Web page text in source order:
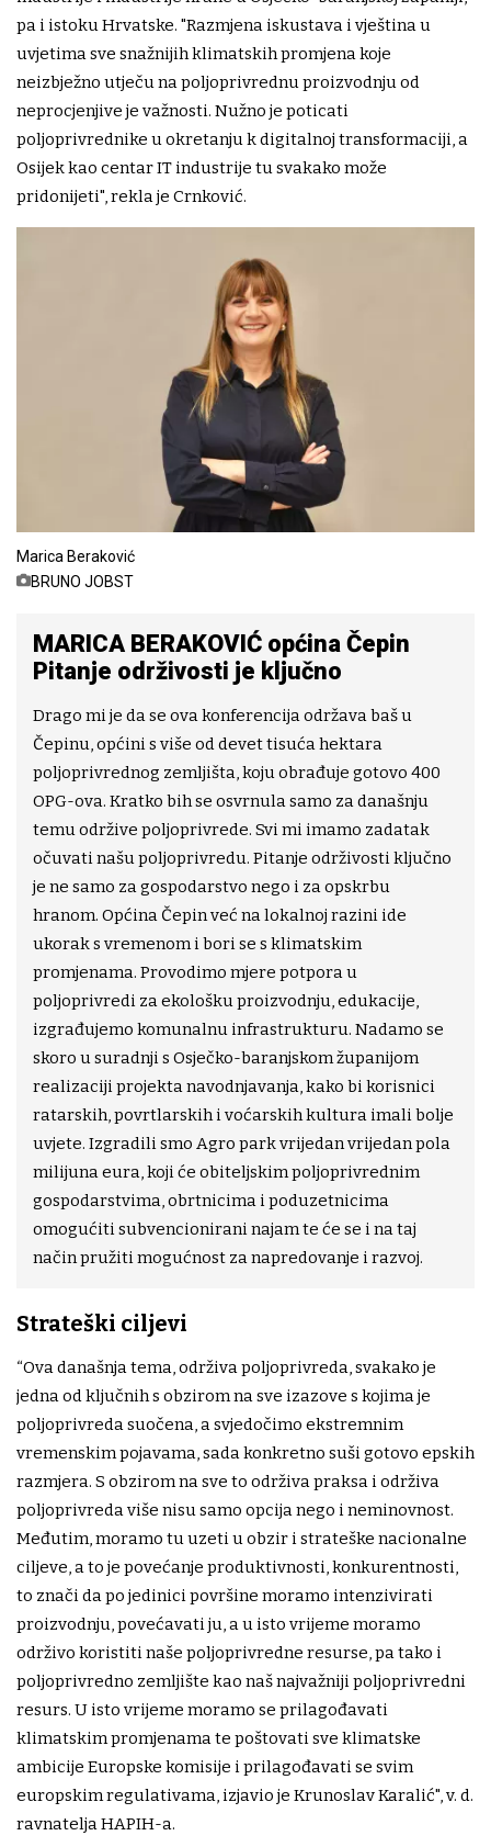
pa i istoku Hrvatske. "Razmjena iskustava i vještina u
uvjetima sve snažnijih klimatskih promjena koje
neizbježno utječu na poljoprivrednu proizvodnju od
neprocjenjive je važnosti. Nužno je poticati
poljoprivrednike u okretanju k digitalnoj transformaciji, a
Osijek kao centar IT industrije tu svakako može
pridonijeti", rekla je Crnković.
Marica Beraković
BRUNO JOBST
MARICA BERAKOVIĆ općina Čepin
Pitanje održivosti je ključno
Drago mi je da se ova konferencija održava baš u
Čepinu, općini s više od devet tisuća hektara
poljoprivrednog zemljišta, koju obrađuje gotovo 400
OPG-ova. Kratko bih se osvrnula samo za današnju
temu održive poljoprivrede. Svi mi imamo zadatak
očuvati našu poljoprivredu. Pitanje održivosti ključno
je ne samo za gospodarstvo nego i za opskrbu
hranom. Općina Čepin već na lokalnoj razini ide
ukorak s vremenom i bori se s klimatskim
promjenama. Provodimo mjere potpora u
poljoprivredi za ekološku proizvodnju, edukacije,
izgrađujemo komunalnu infrastrukturu. Nadamo se
skoro u suradnji s Osječko-baranjskom županijom
realizaciji projekta navodnjavanja, kako bi korisnici
ratarskih, povrtlarskih i voćarskih kultura imali bolje
uvjete. Izgradili smo Agro park vrijedan vrijedan pola
milijuna eura, koji će obiteljskim poljoprivrednim
gospodarstvima, obrtnicima i poduzetnicima
omogućiti subvencionirani najam te će se i na taj
način pružiti mogućnost za napredovanje i razvoj.
Strateški ciljevi
“Ova današnja tema, održiva poljoprivreda, svakako je
jedna od ključnih s obzirom na sve izazove s kojima je
poljoprivreda suočena, a svjedočimo ekstremnim
vremenskim pojavama, sada konkretno suši gotovo epskih
razmjera. S obzirom na sve to održiva praksa i održiva
poljoprivreda više nisu samo opcija nego i neminovnost.
Međutim, moramo tu uzeti u obzir i strateške nacionalne
ciljeve, a to je povećanje produktivnosti, konkurentnosti,
to znači da po jedinici površine moramo intenzivirati
proizvodnju, povećavati ju, a u isto vrijeme moramo
održivo koristiti naše poljoprivredne resurse, pa tako i
poljoprivredno zemljište kao naš najvažniji poljoprivredni
resurs. U isto vrijeme moramo se prilagođavati
klimatskim promjenama te poštovati sve klimatske
ambicije Europske komisije i prilagođavati se svim
europskim regulativama, izjavio je Krunoslav Karalić", v. d.
ravnatelja HAPIH-a.